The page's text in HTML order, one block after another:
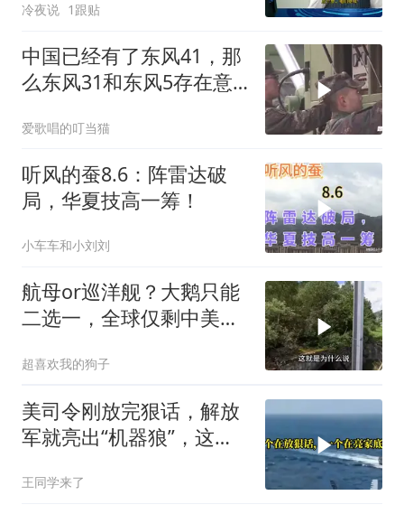
贴上了，欧洲还排着队求
合作
冷夜说 1跟贴
中国已经有了东风41，那
么东风31和东风5存在意
爱歌唱的叮当猫
听风的蚕8.6：阵雷达破
局，华夏技高一筹！
小车车和小刘刘
航母or巡洋舰？大鹅只能
二选一，全球仅剩中美能
超喜欢我的狗子
美司令刚放完狠话，解放
军就亮出“机器狼”，这场
王同学来了